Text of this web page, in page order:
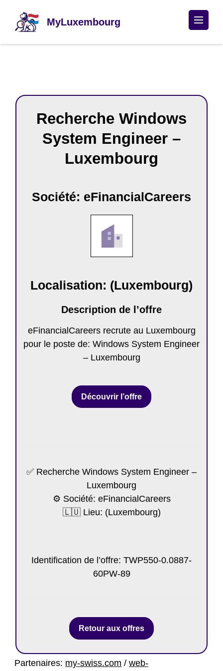
contenu
(Pressez
MyLuxembourg
Recherche Windows
System Engineer –
Luxembourg
Société: eFinancialCareers
Localisation: (Luxembourg)
Description de l’offre
eFinancialCareers recrute au Luxembourg
pour le poste de: Windows System Engineer
– Luxembourg
Découvrir l’offre
✅ Recherche Windows System Engineer –
Luxembourg
⚙️ Société: eFinancialCareers
🇱🇺 Lieu: (Luxembourg)
Identification de l’offre: TWP550-0.0887-
60PW-89
Retour aux offres
Partenaires: my-swiss.com / web-